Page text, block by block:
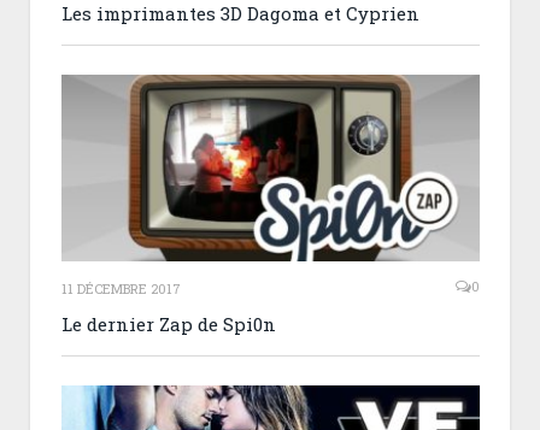
Les imprimantes 3D Dagoma et Cyprien
11 DÉCEMBRE 2017 0
Le dernier Zap de Spi0n